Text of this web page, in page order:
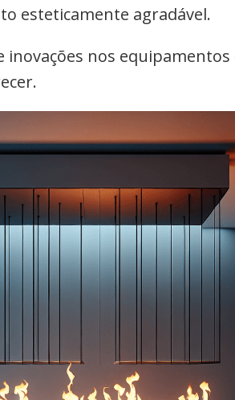
esteticamente agradável.
nos